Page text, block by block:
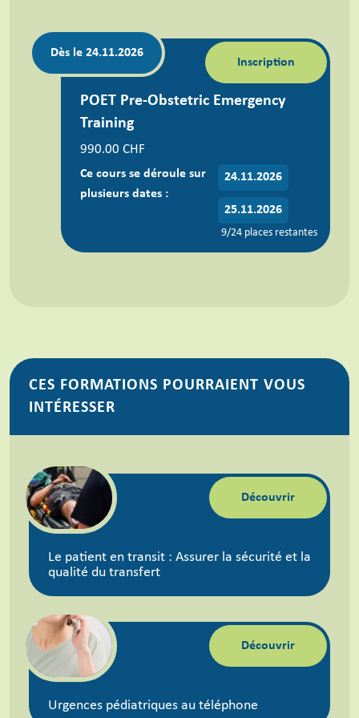
Dès le 24.11.2026
POET Pre-Obstetric Emergency
Training
990.00 CHF
Ce cours se déroule sur
plusieurs dates :
24.11.2026
25.11.2026
Inscription
9/24 places restantes
CES FORMATIONS POURRAIENT VOUS
INTÉRESSER
Le patient en transit : Assurer la sécurité et la
qualité du transfert
Découvrir
Urgences pédiatriques au téléphone
Découvrir